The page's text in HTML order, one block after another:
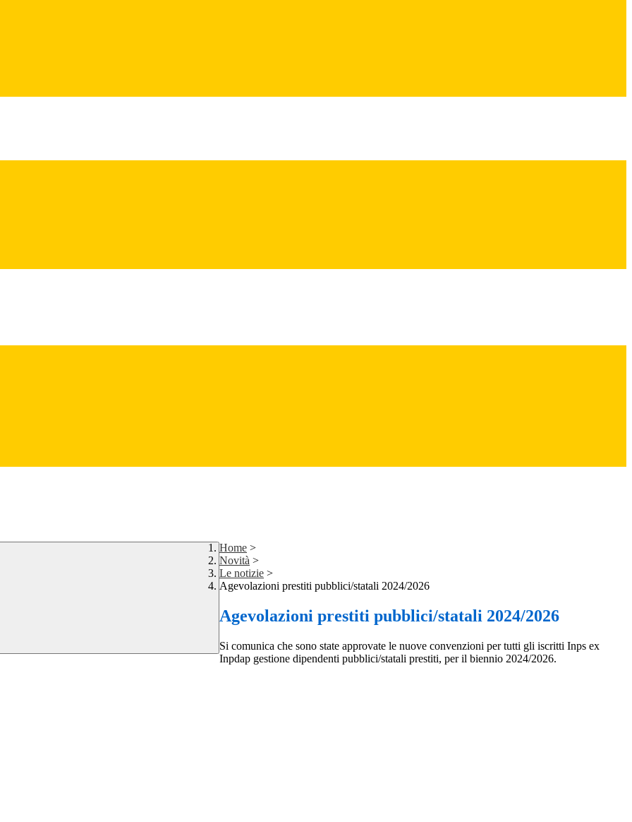
Home >
Novità >
Le notizie >
Agevolazioni prestiti pubblici/statali 2024/2026
Agevolazioni prestiti pubblici/statali 2024/2026
Si comunica che sono state approvate le nuove convenzioni per tutti gli iscritti Inps ex
Inpdap gestione dipendenti pubblici/statali prestiti, per il biennio 2024/2026.